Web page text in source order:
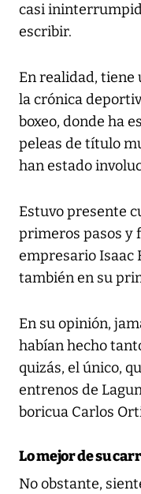
casi
escribir.
En realidad, tiene
la crónica
boxeo, donde ha
peleas de título
han estado
Estuvo presente
primeros pasos y
empresario Isaac
también en su
En su opinión,
habían hecho
quizás, el único,
entrenos de
boricua Carlos
Lo mejor de su
No obstante,